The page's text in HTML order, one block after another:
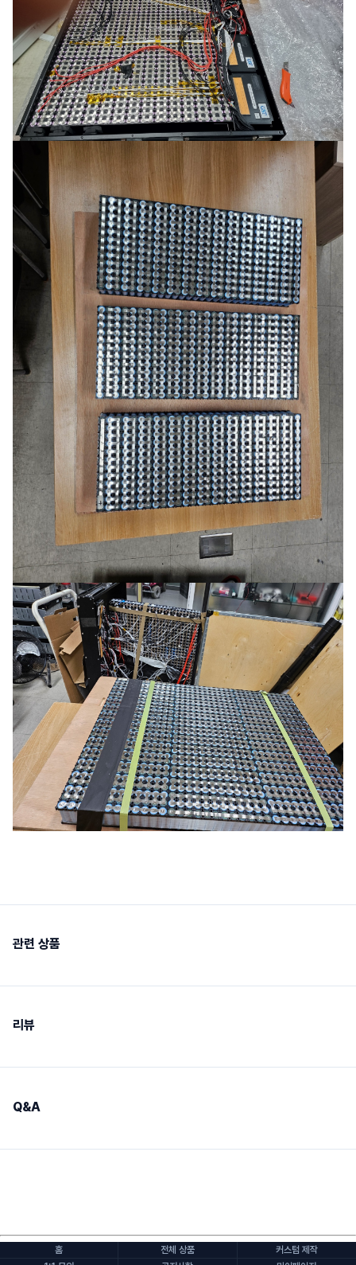
관련 상품
리뷰
Q&A
홈 전체 상품
커스텀 제작